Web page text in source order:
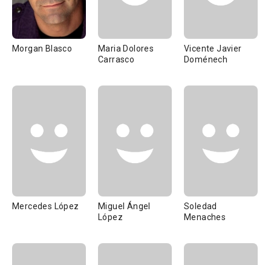
Morgan Blasco
Maria Dolores
Carrasco
Vicente Javier
Doménech
Mercedes López
Miguel Ángel
López
Soledad
Menaches